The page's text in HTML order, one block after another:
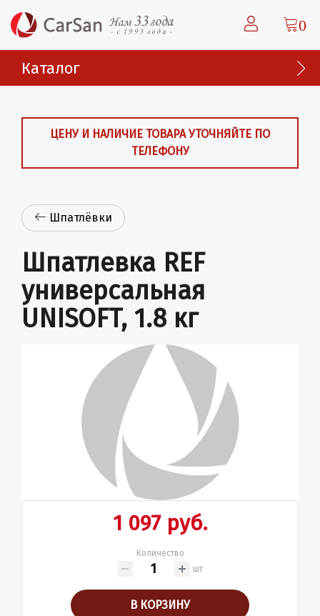
0
Каталог
ЦЕНУ И НАЛИЧИЕ ТОВАРА УТОЧНЯЙТЕ ПО
ТЕЛЕФОНУ
Шпатлёвки
Шпатлевка REF
универсальная
UNISOFT, 1.8 кг
1 097 руб.
Количество
шт
В КОРЗИНУ